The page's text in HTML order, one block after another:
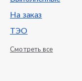
На заказ
ТЭО
Смотреть все